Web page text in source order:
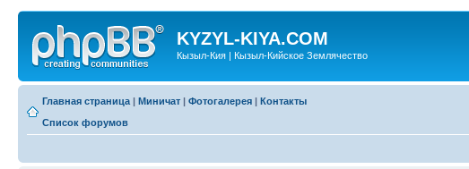
KYZYL-KIYA.COM
Кызыл-Кия | Кызыл-Кийское Землячество
Главная страница | Миничат | Фотогалерея | Контакты
Список форумов